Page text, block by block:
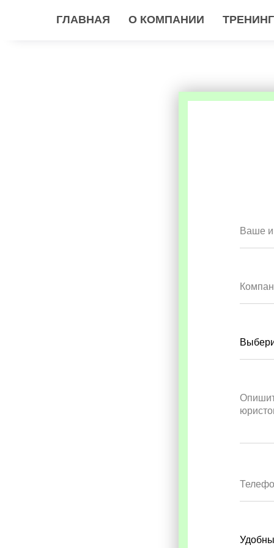
ГЛАВНАЯ О КОМПАНИИ